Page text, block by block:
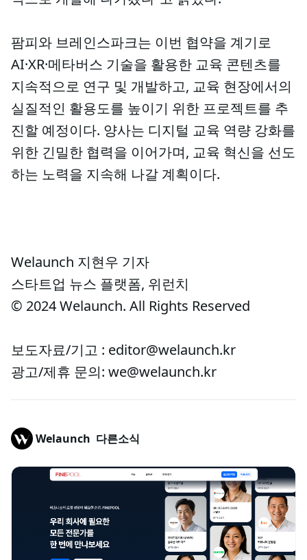
팜피와 브레인스파크는 이번 협약을 계기로
AI·XR·메타버스 기술을 활용한 교육 콘텐츠를
지속적으로 연구 및 개발하고, 교육 현장에서의
실질적인 활용도를 높이기 위한 프로젝트를 추
진할 예정이다. 양사는 디지털 교육 역량 강화를
위한 긴밀한 협력을 이어가며, 교육 혁신을 선도
하는 노력을 지속해 나갈 계획이다.
Welaunch 지현우 기자
스타트업 뉴스 플랫폼, 위런치
© 2024 Welaunch. All Rights Reserved
보도자료/기고 : editor@welaunch.kr
광고/제휴 문의: we@welaunch.kr
Welaunch 다른소식